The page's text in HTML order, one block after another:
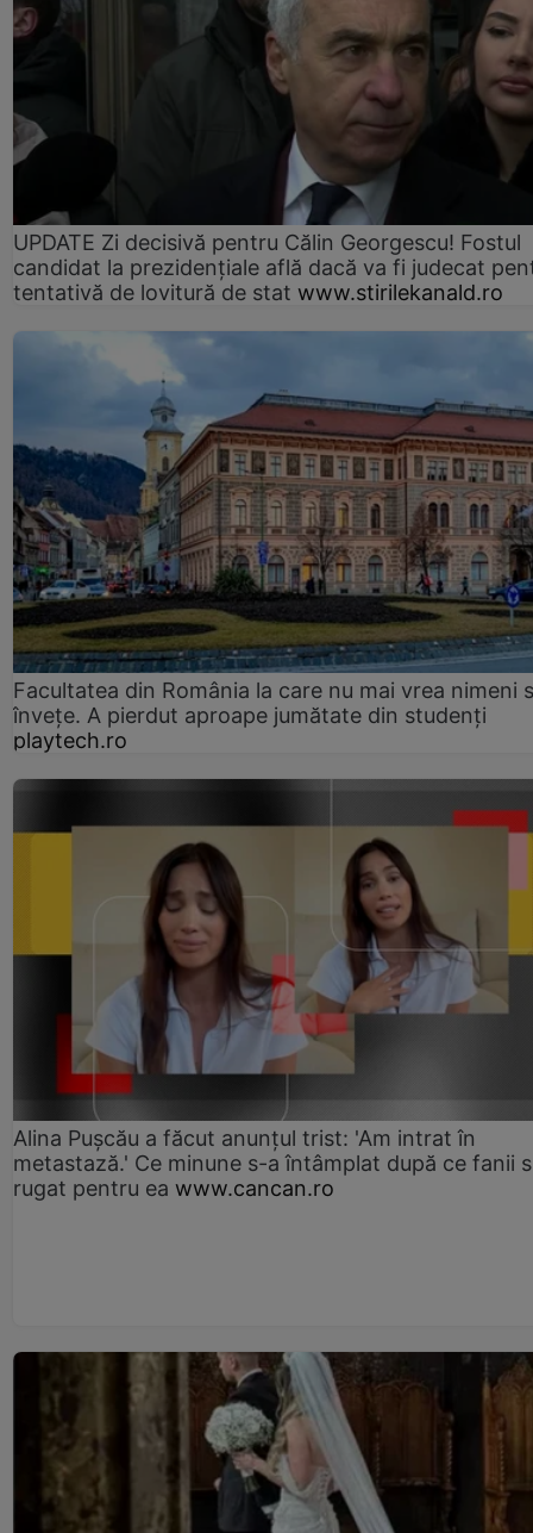
UPDATE Zi decisivă pentru Călin Georgescu! Fostul
candidat la prezidențiale află dacă va fi judecat
tentativă de lovitură de stat www.stirilekanald.ro
Facultatea din România la care nu mai vrea nimeni
înveţe. A pierdut aproape jumătate din studenţi
playtech.ro
Alina Pușcău a făcut anunțul trist: 'Am intrat în
metastază.' Ce minune s-a întâmplat după ce fanii
rugat pentru ea www.cancan.ro